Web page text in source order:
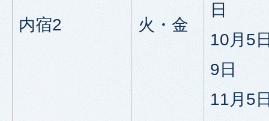
内宿2 火・金
日
10月5
9日
11月5